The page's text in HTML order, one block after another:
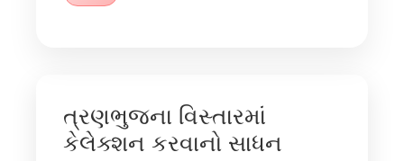
ત્રણભુજના વિસ્તારમાં
કેલેક્શન કરવાનો સાધન